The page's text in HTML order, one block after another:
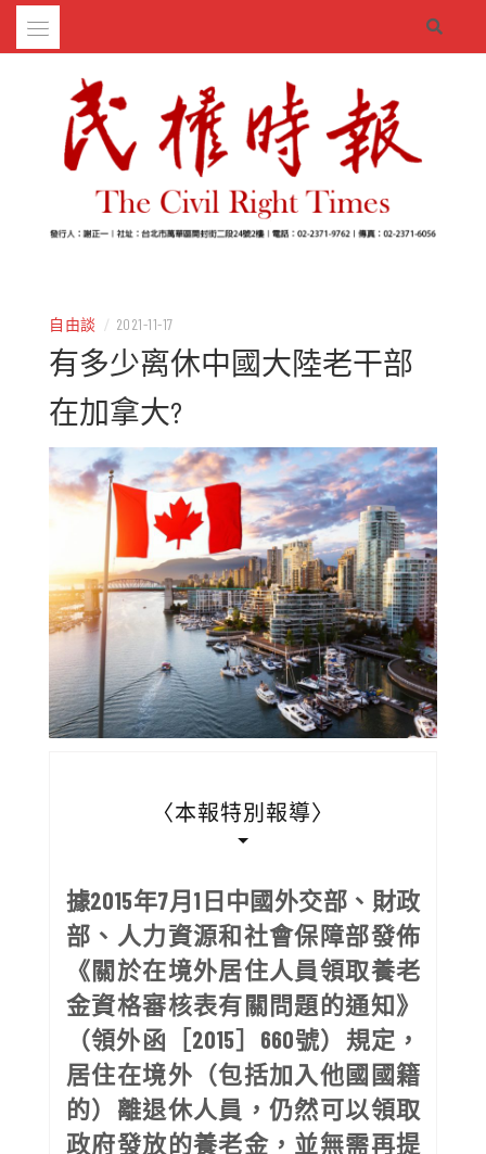
Skip
自由談 / 2021-11-17
有多少离休中國大陸老干部
在加拿大?
〈本報特別報導〉
據2015年7月1日中國外交部、財政
部、人力資源和社會保障部發佈
《關於在境外居住人員領取養老
金資格審核表有關問題的通知》
（領外函［2015］660號）規定，
居住在境外（包括加入他國國籍
的）離退休人員，仍然可以領取
政府發放的養老金，並無需再提